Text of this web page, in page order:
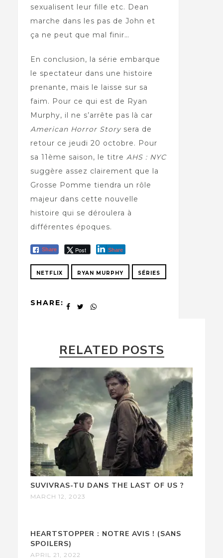
sexualisent leur fille etc. Dean
marche dans les pas de John et
ça ne peut que mal finir…
En conclusion, la série embarque
le spectateur dans une histoire
prenante, mais le laisse sur sa
faim. Pour ce qui est de Ryan
Murphy, il ne s’arrête pas là car
American Horror Storysera de
retour ce jeudi 20 octobre. Pour
sa 11ème saison, le titre AHS : NYC
suggère assez clairement que la
Grosse Pomme tiendra un rôle
majeur dans cette nouvelle
histoire qui se déroulera à
différentes époques.
Share Post Share
NETFLIX RYAN MURPHY SÉRIES
SHARE:
RELATED POSTS
SUVIVRAS-TU DANS THE LAST OF US ?
MARCH 12, 2023
HEARTSTOPPER : NOTRE AVIS ! (SANS
SPOILERS)
APRIL 21, 2022